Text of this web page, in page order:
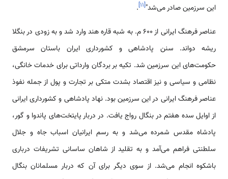
این سرزمین صادر می‌شد"[۱۱]
.
عناصر فرهنگ ایرانی از 600 م. به شبه قاره هند وارد شد و به زودی در بنگلا
ریشه دواند. سنن پادشاهی و کشورداری ایران باستان سرمشق
حکومت‌های این سرزمین شد. تکیه بر بردگان وارداتی برای خدمات خانگی،
نظامی‌ و سیاسی و نیز اقتصاد بشدت متکی بر تجارت و پول از جمله نفوذ
عناصر فرهنگ ایرانی در این سرزمین بود. نهاد پادشاهی و کشورداری ایرانی
از اوایل سده هفتم در بنگال رواج یافت. در دربار پایتخت‌های پاندوا و گور،
پادشاه مقدس شمرده می‌شد و به رسم ایرانیان اسباب جاه و جلال
سلطنتی فراهم می‌آمد و به تقلید از شاهان ساسانی تشریفات درباری
باشکوه انجام می‌شد. از سوی دیگر برای آن که دربار مسلمانان بنگال